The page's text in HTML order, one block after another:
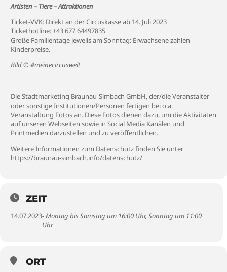
Artisten – Tiere – Attraktionen
Ticket-VVK: Direkt an der Circuskasse ab 14. Juli 2023
Tickethotline: +43 677 64497835
Große Familientage jeweils am Sonntag: Erwachsene zahlen
Kinderpreise.
Bild © #meinecircuswelt
Die Stadtmarketing Braunau-Simbach GmbH, der/die Veranstalter
oder sonstige Institutionen/Personen fertigen bei o.a.
Veranstaltung Fotos an. Diese Fotos dienen dazu, um die Aktivitäten
auf unseren Webseiten sowie in Social Media Kanälen und
Printmedien darzustellen und zu veröffentlichen.
Weitere Informationen zum Datenschutz finden Sie unter
https://braunau-simbach.info/datenschutz/
ZEIT
14.07.2023- Montag bis Samstag um 16:00 Uhr, Sonntag um 11:00
Uhr
ORT